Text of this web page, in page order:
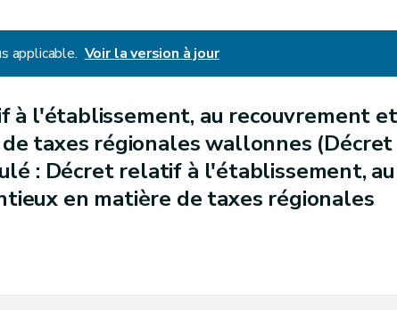
applicable. Voir la version à jour
à l'établissement, au recouvrement et
taxes régionales wallonnes (Décret
: Décret relatif à l'établissement, au
en matière de taxes régionales